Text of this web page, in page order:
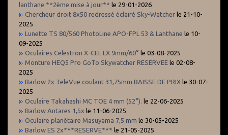
lanthane **2ème mise à jour** le 29-01-2026
Chercheur droit 8x50 redressé éclairé Sky-Watcher le 21-10-
2025
Lunette TS 80/560 PhotoLine APO-FPL 53 & Lanthane le 10-
09-2025
Oculaires Celestron X-CEL LX 9mm/60° le 03-08-2025
Monture HEQ5 Pro GoTo Skywatcher RESERVEE le 02-08-
2025
Barlow 2x TeleVue coulant 31,75mm BAISSE DE PRIX le 30-07-
2025
Oculaire Takahashi MC TOE 4 mm (52°). le 22-06-2025
Barlow Antares 1,5x le 11-06-2025
Oculaire planétaire Masuyama 7,5 mm le 30-05-2025
Barlow ES 2x***RESERVE*** le 21-05-2025